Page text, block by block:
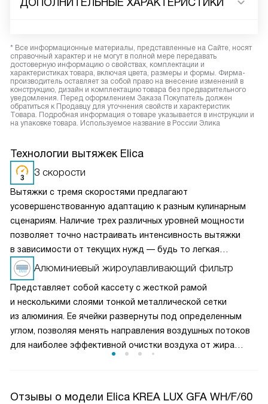
ДОПОЛНИТЕЛЬНЫЕ ХАРАКТЕРИСТИКИ
* Все информационные материалы, представленные на Сайте, носят
справочный характер и не могут в полной мере передавать
достоверную информацию о свойствах, комплектации и
характеристиках товара, включая цвета, размеры и формы. Фирма-
производитель оставляет за собой право на внесение изменений в
конструкцию, дизайн и комплектацию товара без предварительного
уведомления. Перед оформлением Заказа Покупатель должен
обратиться к Продавцу для уточнения свойств и характеристик
Товара. Подробная информация о товаре указывается в инструкции и
на упаковке товара. Используемое название в России Элика
Технологии вытяжек Elica
3 скорости
Вытяжки с тремя скоростями предлагают
усовершенствованную адаптацию к разным кулинарным
сценариям. Наличие трех различных уровней мощности
позволяет точно настраивать интенсивность вытяжки
в зависимости от текущих нужд — будь то легкая
вентиляция при медленном приготовлении или мощное
удаление пара и запахов при интенсивной жарке. Это
делает вытяжку универсальным решением для любых
кулинарных задач и сохраняет воздух на кухне свежим
и чистым.
Алюминиевый жироулавливающий фильтр
Представляет собой кассету с жесткой рамой
и несколькими слоями тонкой металлической сетки
из алюминия. Ее ячейки развернуты под определенным
углом, позволяя менять направления воздушных потоков
для наиболее эффективной очистки воздуха от жира
Отзывы о модели Elica KREA LUX GFA WH/F/60